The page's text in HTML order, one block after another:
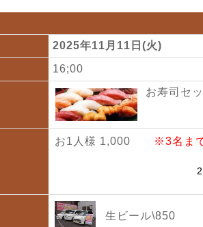
2025年11月11日(火)
16;00
お寿司セ
お1人様 1,000 ※3名ま
生ビール\850